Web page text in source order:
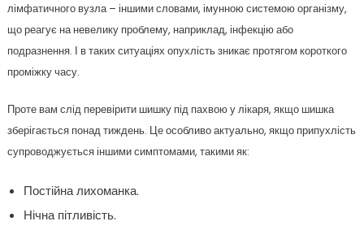
лімфатичного вузла – іншими словами, імунною системою організму,
що реагує на невелику проблему, наприклад, інфекцію або
подразнення. І в таких ситуаціях опухлість зникає протягом короткого
проміжку часу.
Проте вам слід перевірити шишку під пахвою у лікаря, якщо шишка
зберігається понад тиждень. Це особливо актуально, якщо припухлість
супроводжується іншими симптомами, такими як:
Постійна лихоманка.
Нічна пітливість.